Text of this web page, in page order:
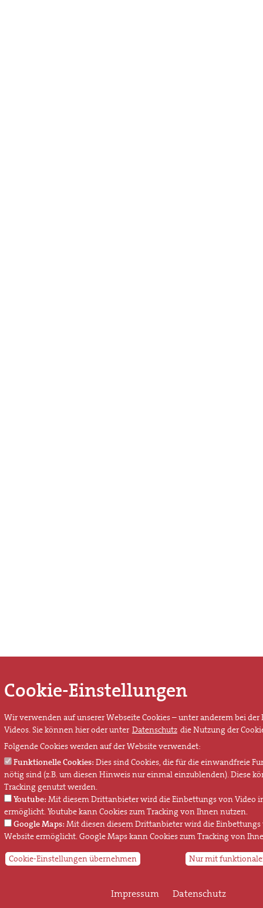
Cookie-Einstellungen
Wir verwenden auf unserer Webseite Cookies – unter anderem bei
Videos. Sie können hier oder unter Datenschutz die Nutzung der
Folgende Cookies werden auf der Website verwendet:
Funktionelle Cookies: Dies sind Cookies, die für die einwandfreie
nötig sind (z.B. um diesen Hinweis nur einmal einzublenden). Diese
Tracking genutzt werden.
Youtube: Mit diesem Drittanbieter wird die Einbettungs von Video
ermöglicht. Youtube kann Cookies zum Tracking von Ihnen nutzen.
Google Maps: Mit diesen diesem Drittanbieter wird die
Website ermöglicht. Google Maps kann Cookies zum Tracking von
Cookie-Einstellungen übernehmen Nur mit
Impressum Datenschutz